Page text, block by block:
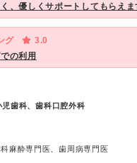
、優しくサポートしてもらえま
グ
3.0
の利用
児歯科、歯科口腔外科
麻酔専門医、歯周病専門医